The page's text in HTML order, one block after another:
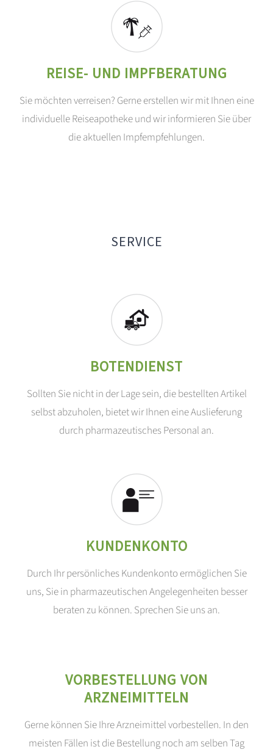
REISE- UND IMPFBERATUNG
Sie möchten verreisen? Gerne erstellen wir mit Ihnen eine
individuelle Reiseapotheke und wir informieren Sie über
die aktuellen Impfempfehlungen.
SERVICE
BOTENDIENST
Sollten Sie nicht in der Lage sein, die bestellten Artikel
selbst abzuholen, bietet wir Ihnen eine Auslieferung
durch pharmazeutisches Personal an.
KUNDENKONTO
Durch Ihr persönliches Kundenkonto ermöglichen Sie
uns, Sie in pharmazeutischen Angelegenheiten besser
beraten zu können. Sprechen Sie uns an.
VORBESTELLUNG VON
ARZNEIMITTELN
Gerne können Sie Ihre Arzneimittel vorbestellen. In den
meisten Fällen ist die Bestellung noch am selben Tag